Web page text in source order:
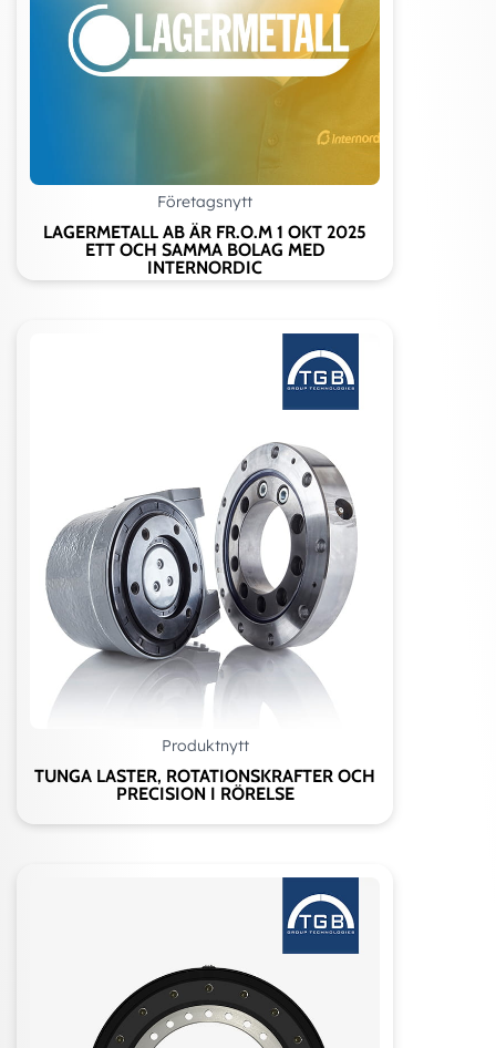
Företagsnytt
LAGERMETALL AB ÄR FR.O.M 1 OKT 2025
ETT OCH SAMMA BOLAG MED
INTERNORDIC
Produktnytt
TUNGA LASTER, ROTATIONSKRAFTER OCH
PRECISION I RÖRELSE